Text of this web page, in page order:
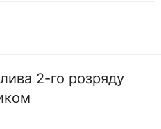
2-го розряду